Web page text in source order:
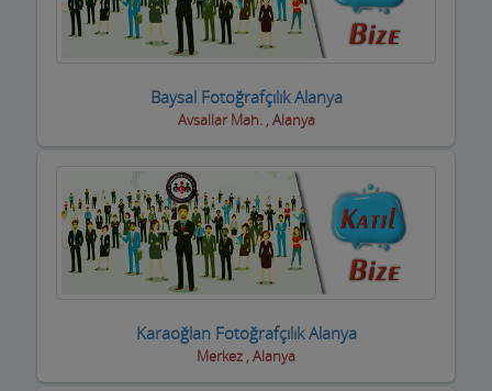
Resim Sanat Galerileri
Resmi Odalar
Restorant, Lokanta ve Fast Food
Sanayi Sitesi
Ses ve Işık Sistemleri
Sivil Toplum Kuruluşları
Siyasi Partiler
Baysal Fotoğrafçılık Alanya
Avsallar Mah. , Alanya
Karaoğlan Fotoğrafçılık Alanya
Merkez , Alanya